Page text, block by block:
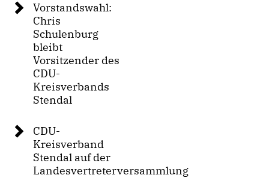
Vorstandswahl:
Chris
Schulenburg
bleibt
Vorsitzender des
CDU-
Kreisverbands
Stendal
CDU-
Kreisverband
Stendal auf der
Landesvertreterversammlung